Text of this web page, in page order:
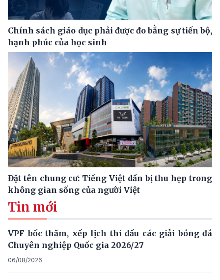
Chính sách giáo dục phải được đo bằng sự tiến bộ,
hạnh phúc của học sinh
Đặt tên chung cư: Tiếng Việt dần bị thu hẹp trong
không gian sống của người Việt
Tin mới
VPF bốc thăm, xếp lịch thi đấu các giải bóng đá
Chuyên nghiệp Quốc gia 2026/27
06/08/2026